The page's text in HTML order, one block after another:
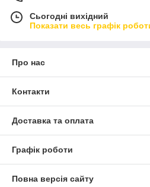
Сьогодні вихідний
Показати весь графік
Про нас
Контакти
Доставка та оплата
Графік роботи
Повна версія сайту